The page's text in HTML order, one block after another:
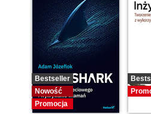
Bestseller
Nowość
Promocja